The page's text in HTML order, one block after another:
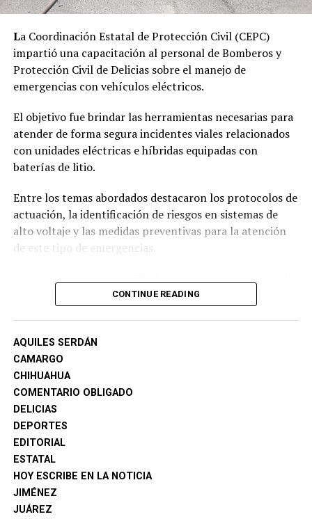
La Coordinación Estatal de Protección Civil (CEPC)
impartió una capacitación al personal de Bomberos y
Protección Civil de Delicias sobre el manejo de
emergencias con vehículos eléctricos.
El objetivo fue brindar las herramientas necesarias para
atender de forma segura incidentes viales relacionados
con unidades eléctricas e híbridas equipadas con
baterías de litio.
Entre los temas abordados destacaron los protocolos de
actuación, la identificación de riesgos en sistemas de
alto voltaje y las medidas preventivas para la atención
de este tipo de emergencias.
los cuerpos de emergencia municipales y la capacidad de
respuesta ante incidentes con vehículos de nuevas
CONTINUE READING
AQUILES SERDÁN
CAMARGO
CHIHUAHUA
COMENTARIO OBLIGADO
DELICIAS
DEPORTES
EDITORIAL
ESTATAL
HOY ESCRIBE EN LA NOTICIA
JIMÉNEZ
JUÁREZ